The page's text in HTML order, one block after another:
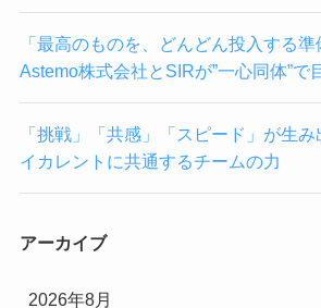
「最高のものを、どんどん投入する準
Astemo株式会社とSIRが”一心同体”で
「挑戦」「共感」「スピード」が生
イカレントに共通するチームの力
アーカイブ
2026年8月